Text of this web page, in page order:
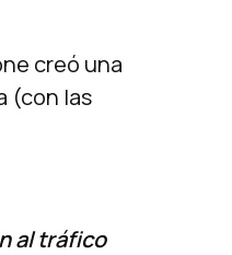
creó una
(con las
al tráfico